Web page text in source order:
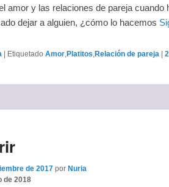
amor y las relaciones de pareja
dejar a alguien, ¿cómo lo hacemos
Etiquetado Amor,Platitos,Relación de pareja
de 2017 por Nuria
de 2018